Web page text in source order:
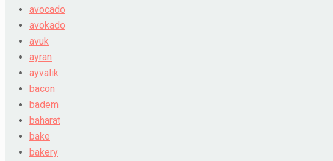
avocado
avokado
avuk
ayran
ayvalık
bacon
badem
baharat
bake
bakery